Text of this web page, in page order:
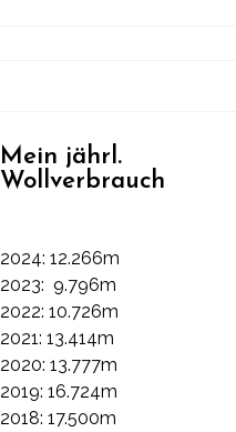
Mein jährl.
Wollverbrauch
2024: 12.266m
2023: 9.796m
2022: 10.726m
2021: 13.414m
2020: 13.777m
2019: 16.724m
2018: 17.500m